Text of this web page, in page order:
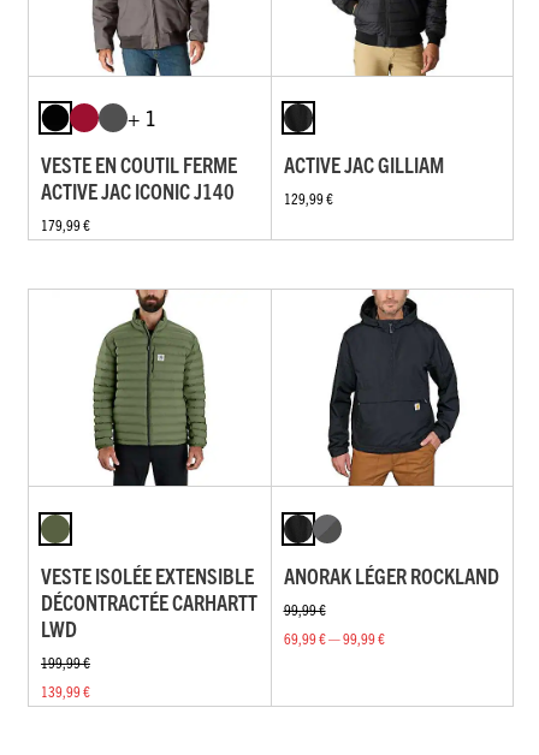
+ 1
VESTE EN COUTIL FERME
ACTIVE JAC ICONIC J140
179,99 €
ACTIVE JAC GILLIAM
129,99 €
VESTE ISOLÉE EXTENSIBLE
DÉCONTRACTÉE CARHARTT
LWD
199,99 €
139,99 €
ANORAK LÉGER ROCKLAND
99,99 €
69,99 € — 99,99 €